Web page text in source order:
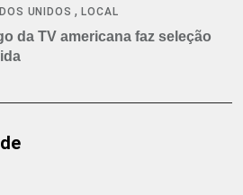
UNIDOS ,LOCAL
da TV americana faz seleção